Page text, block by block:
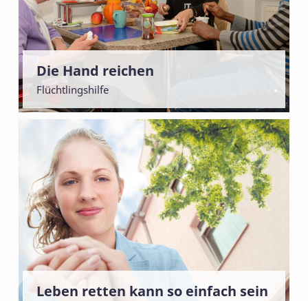
Die Hand reichen
Flüchtlingshilfe
Leben retten kann so einfach sein